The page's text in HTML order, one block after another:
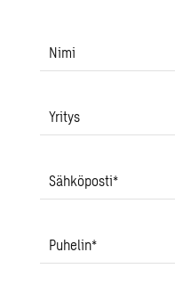
Nimi
Yritys
Sähköposti*
Puhelin*